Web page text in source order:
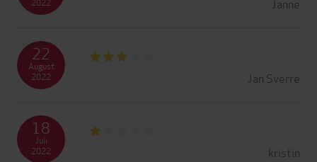
Janne
Jan Sverre
22
August
2022
kristin
18
Juli
2022